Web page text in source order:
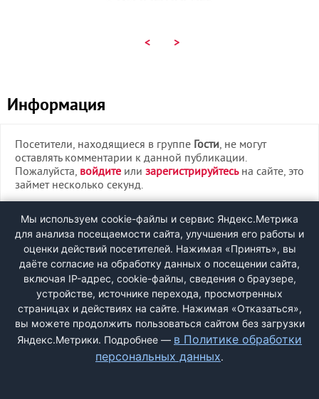
< >
Информация
Посетители, находящиеся в группе Гости, не могут
оставлять комментарии к данной публикации.
Пожалуйста, войдите или зарегистрируйтесьна сайте, это
займет несколько секунд.
ВХОД
РЕГИСТРАЦИЯ
Быстрая регистрациячерез соцсети:
Мы используем cookie-файлы и сервис Яндекс.Метрика
для анализа посещаемости сайта, улучшения его работы и
оценки действий посетителей. Нажимая «Принять», вы
даёте согласие на обработку данных о посещении сайта,
включая IP-адрес, cookie-файлы, сведения о браузере,
устройстве, источнике перехода, просмотренных
страницах и действиях на сайте. Нажимая «Отказаться»,
вы можете продолжить пользоваться сайтом без загрузки
Яндекс.Метрики. Подробнее — в Политике обработки
персональных данных.